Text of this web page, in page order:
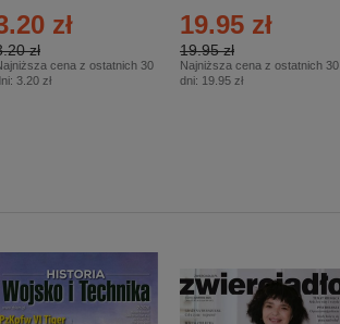
zł
zł
cena z ostatnich 30
3.20 zł
19.95 zł
19.95 zł
Najniższa cena z ostatnich 30
dni: 19.95 zł